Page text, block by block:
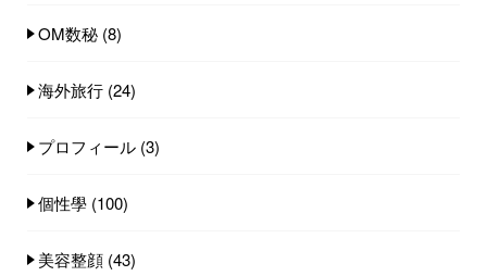
OM数秘 (8)
海外旅行 (24)
プロフィール (3)
個性學 (100)
美容整顔 (43)